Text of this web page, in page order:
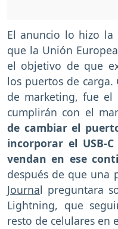
El anuncio lo hizo la
que la Unión
el objetivo de que
los puertos de carga.
de marketing, fue el
cumplirán con el
de cambiar el
incorporar el USB-
vendan en ese
después de que una
Journal preguntara
Lightning, que
resto de celulares en